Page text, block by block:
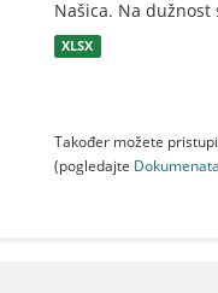
Našica. Na
XLSX
Također možete
(pogledajte